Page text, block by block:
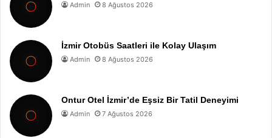
Admin 8 Ağustos 2026
İzmir Otobüs Saatleri ile Kolay Ulaşım
Admin 8 Ağustos 2026
Ontur Otel İzmir’de Eşsiz Bir Tatil Deneyimi
Admin 7 Ağustos 2026